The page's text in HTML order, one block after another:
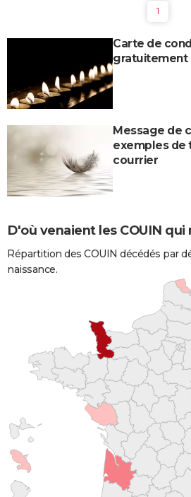
1
Carte de
gratuitement
Message de
exemples de
courrier
D'où venaient les COUIN
Répartition des COUIN décédés par
naissance.